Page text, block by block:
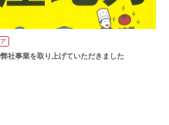
社事業を取り上げていただきました